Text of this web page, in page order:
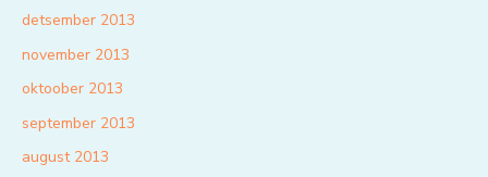
detsember 2013
november 2013
oktoober 2013
september 2013
august 2013